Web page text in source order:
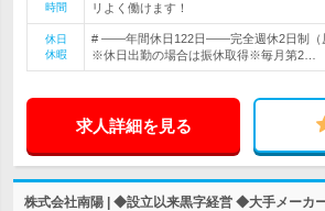
時間
リよく働けます！
休日
休暇
# ――年間休日122日――完全週休2日制（
※休日出勤の場合は振休取得※毎月第2…
求人詳細を見る
株式会社南陽 | ◆設立以来黒字経営 ◆大手メーカ